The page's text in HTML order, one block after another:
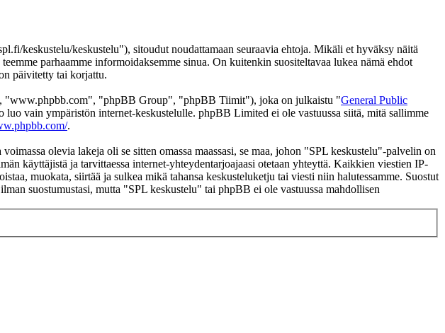
keskustelu/keskustelu"), sitoudut noudattamaan seuraavia ehtoja. Mikäli et hyväksy näitä
parhaamme informoidaksemme sinua. On kuitenkin suositeltavaa lukea nämä ehdot
päivitetty tai korjattu.
"www.phpbb.com", "phpBB Group", "phpBB Tiimit"), joka on julkaistu "General Public
luo vain ympäristön internet-keskustelulle. phpBB Limited ei ole vastuussa siitä, mitä sallimme
.
olevia lakeja oli se sitten omassa maassasi, se maa, johon "SPL keskustelu"-palvelin on
käyttäjistä ja tarvittaessa internet-yhteydentarjoajaasi otetaan yhteyttä. Kaikkien viestien IP-
muokata, siirtää ja sulkea mikä tahansa keskusteluketju tai viesti niin halutessamme. Suostut
suostumustasi, mutta "SPL keskustelu" tai phpBB ei ole vastuussa mahdollisen